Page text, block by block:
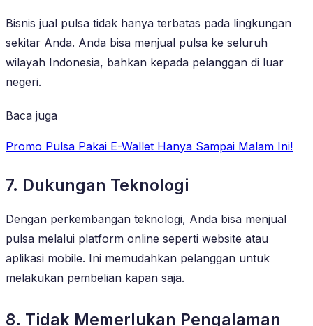
Bisnis jual pulsa tidak hanya terbatas pada lingkungan
sekitar Anda. Anda bisa menjual pulsa ke seluruh
wilayah Indonesia, bahkan kepada pelanggan di luar
negeri.
Baca juga
Promo Pulsa Pakai E-Wallet Hanya Sampai Malam Ini!
7. Dukungan Teknologi
Dengan perkembangan teknologi, Anda bisa menjual
pulsa melalui platform online seperti website atau
aplikasi mobile. Ini memudahkan pelanggan untuk
melakukan pembelian kapan saja.
8. Tidak Memerlukan Pengalaman